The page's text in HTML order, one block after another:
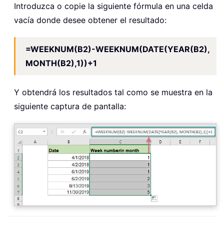
Introduzca o copie la siguiente fórmula en una celda
vacía donde desee obtener el resultado:
=WEEKNUM(B2)-WEEKNUM(DATE(YEAR(B2),
MONTH(B2),1))+1
Y obtendrá los resultados tal como se muestra en la
siguiente captura de pantalla: